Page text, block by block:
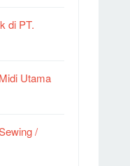
di PT.
Utama
/